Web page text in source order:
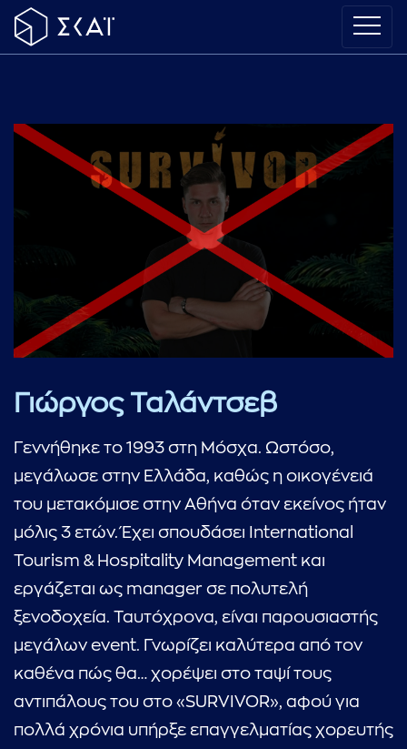
Γιώργος Ταλάντσεβ
Γεννήθηκε το 1993 στη Μόσχα. Ωστόσο,
μεγάλωσε στην Ελλάδα, καθώς η οικογένειά
του μετακόμισε στην Αθήνα όταν εκείνος ήταν
μόλις 3 ετών. Έχει σπουδάσει International
Tourism & Hospitality Management και
εργάζεται ως manager σε πολυτελή
ξενοδοχεία. Ταυτόχρονα, είναι παρουσιαστής
μεγάλων event. Γνωρίζει καλύτερα από τον
καθένα πώς θα… χορέψει στο ταψί τους
αντιπάλους του στο «SURVIVOR», αφού για
πολλά χρόνια υπήρξε επαγγελματίας χορευτής